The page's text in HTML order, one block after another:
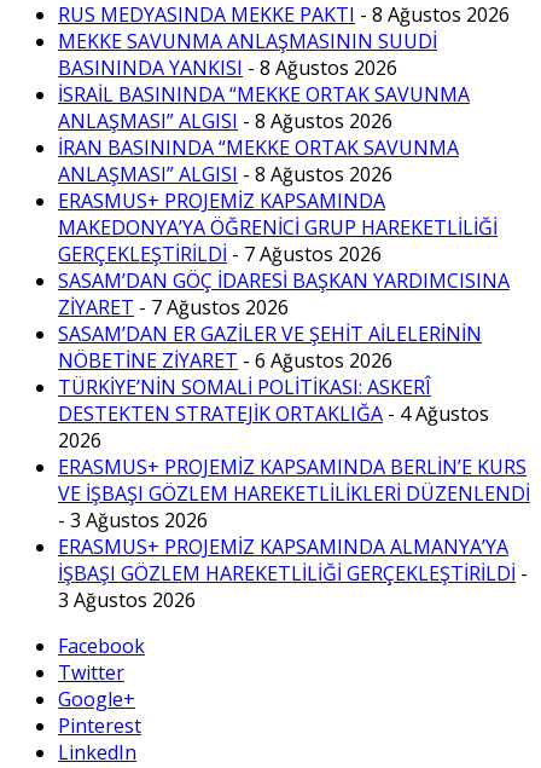
RUS MEDYASINDA MEKKE PAKTI - 8 Ağustos 2026
MEKKE SAVUNMA ANLAŞMASININ SUUDİ
BASININDA YANKISI - 8 Ağustos 2026
İSRAİL BASININDA “MEKKE ORTAK SAVUNMA
ANLAŞMASI” ALGISI - 8 Ağustos 2026
İRAN BASININDA “MEKKE ORTAK SAVUNMA
ANLAŞMASI” ALGISI - 8 Ağustos 2026
ERASMUS+ PROJEMİZ KAPSAMINDA
MAKEDONYA’YA ÖĞRENİCİ GRUP HAREKETLİLİĞİ
GERÇEKLEŞTİRİLDİ - 7 Ağustos 2026
SASAM’DAN GÖÇ İDARESİ BAŞKAN YARDIMCISINA
ZİYARET - 7 Ağustos 2026
SASAM’DAN ER GAZİLER VE ŞEHİT AİLELERİNİN
NÖBETİNE ZİYARET - 6 Ağustos 2026
TÜRKİYE’NİN SOMALİ POLİTİKASI: ASKERÎ
DESTEKTEN STRATEJİK ORTAKLIĞA - 4 Ağustos
2026
ERASMUS+ PROJEMİZ KAPSAMINDA BERLİN’E KURS
VE İŞBAŞI GÖZLEM HAREKETLİLİKLERİ DÜZENLENDİ
- 3 Ağustos 2026
ERASMUS+ PROJEMİZ KAPSAMINDA ALMANYA’YA
İŞBAŞI GÖZLEM HAREKETLİLİĞİ GERÇEKLEŞTİRİLDİ -
3 Ağustos 2026
Facebook
Twitter
Google+
Pinterest
LinkedIn